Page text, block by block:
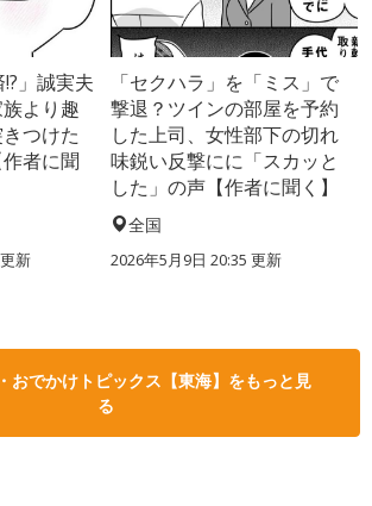
!?」誠実夫
より趣
つけた
者に聞
新
「セクハラ」を「ミス」で
撃退？ツインの部屋を予約
した上司、女性部下の切れ
味鋭い反撃にに「スカッと
した」の声【作者に聞く】
全国
2026年5月9日 20:35 更新
おでかけトピックス【東海】をもっと見
る